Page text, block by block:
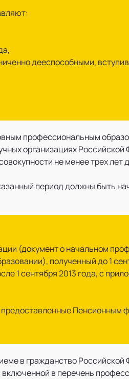
дееспособными,
профессиональным
организациях Российской
не менее трех лет
период должны быть
(документ о начальном
полученный до 1
1 сентября 2013 года, с
предоставленные Пенсионным
в гражданство
в перечень